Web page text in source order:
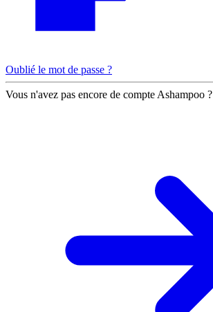
Oublié le mot de passe ?
Vous n'avez pas encore de compte Ashampoo ?